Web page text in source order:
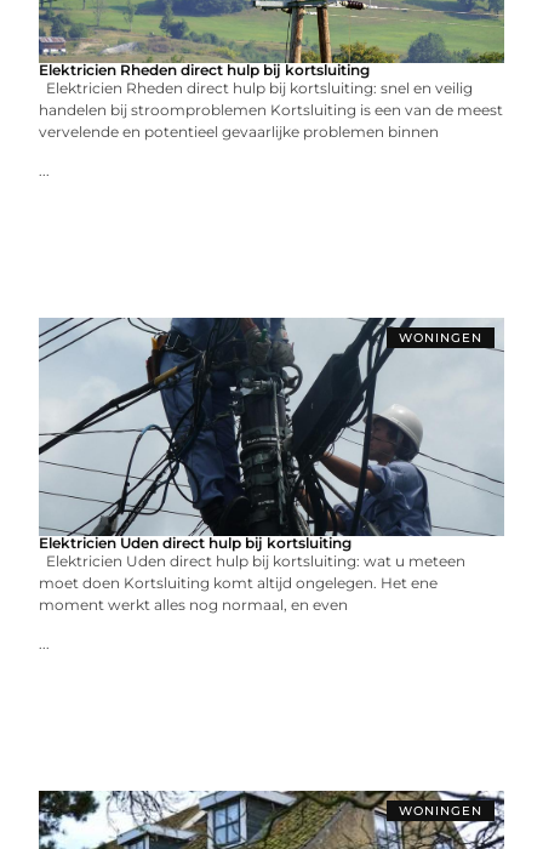
Elektricien Rheden direct hulp bij kortsluiting
Elektricien Rheden direct hulp bij kortsluiting: snel en veilig
handelen bij stroomproblemen Kortsluiting is een van de meest
vervelende en potentieel gevaarlijke problemen binnen
...
WONINGEN
Elektricien Uden direct hulp bij kortsluiting
Elektricien Uden direct hulp bij kortsluiting: wat u meteen
moet doen Kortsluiting komt altijd ongelegen. Het ene
moment werkt alles nog normaal, en even
...
WONINGEN